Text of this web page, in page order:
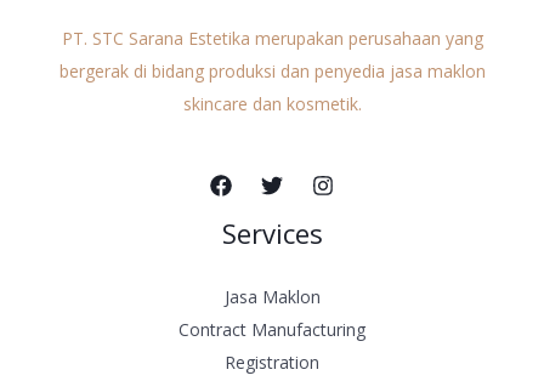
PT. STC Sarana Estetika merupakan perusahaan yang
bergerak di bidang produksi dan penyedia jasa maklon
skincare dan kosmetik.
Services
Jasa Maklon
Contract Manufacturing
Registration